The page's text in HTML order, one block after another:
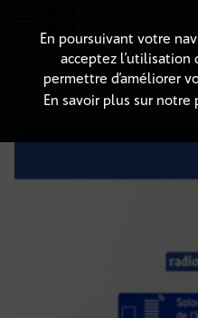
DÉTAILS
En poursuivant votre
acceptez l’utilisation
permettre d’améliorer
En savoir plus sur